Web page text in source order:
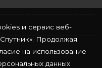
и сервис веб-
Продолжая
на использование
данных